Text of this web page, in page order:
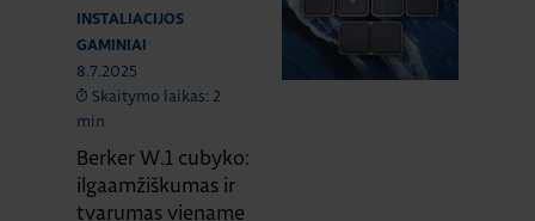
INSTALIACIJOS
GAMINIAI
8.7.2025
Skaitymo laikas: 2
min
Berker W.1 cubyko:
ilgaamžiškumas ir
tvarumas viename